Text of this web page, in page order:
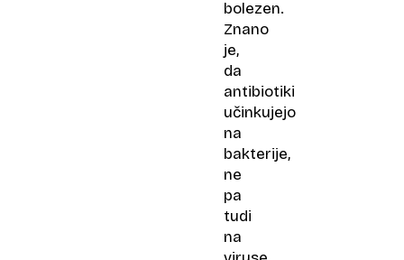
bolezen.
Znano
je,
da
antibiotiki
učinkujejo
na
bakterije,
ne
pa
tudi
na